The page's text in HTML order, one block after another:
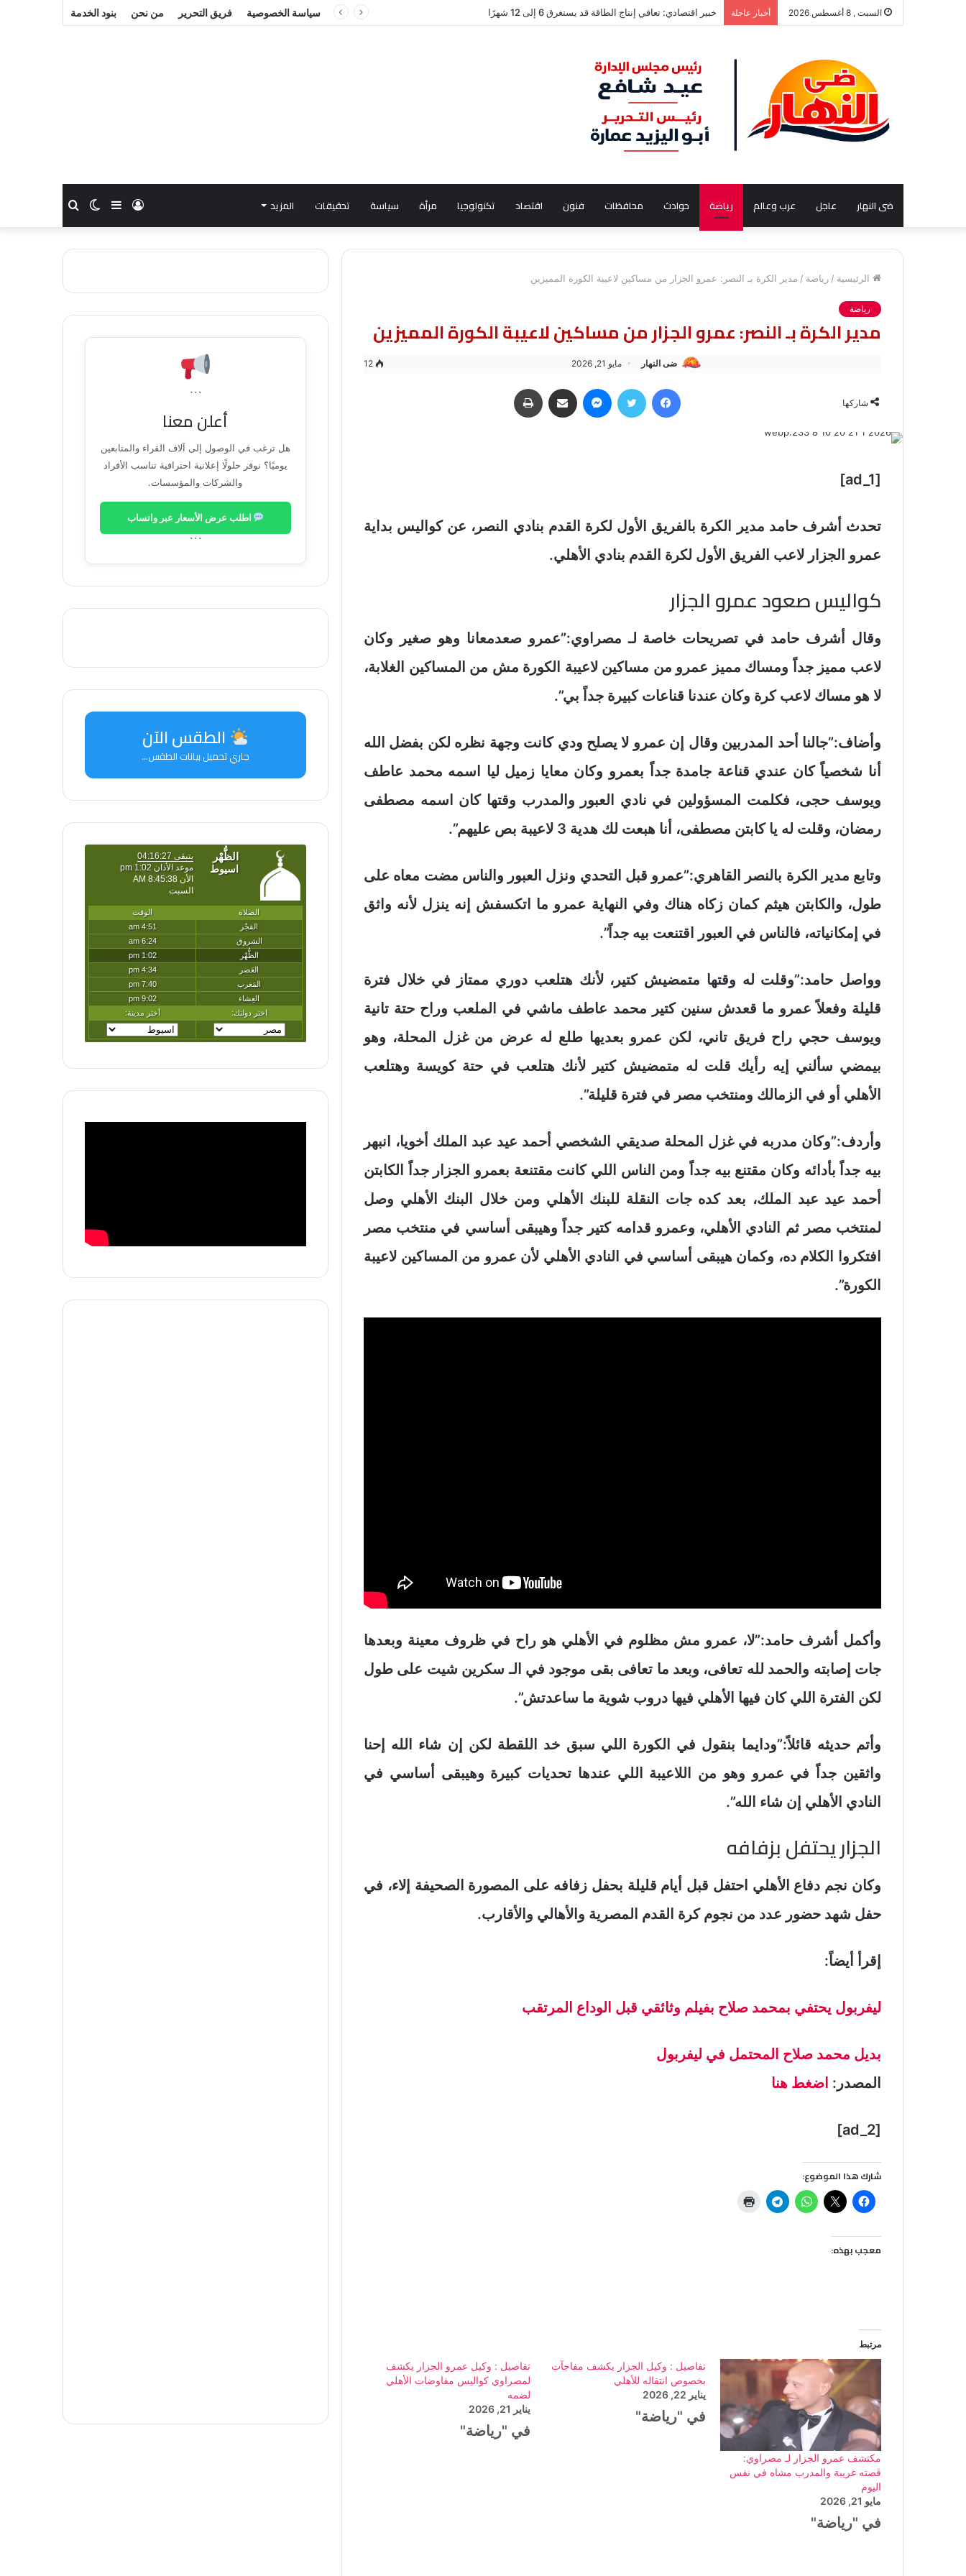
السبت , 8 أغسطس 2026 أخبار عاجلة خبير اقتصادي: تعافي إنتاج الطاقة قد يستغرق 6 إلى 12 شهرًا سياسة الخصوصية فريق التحرير من نحن بنود الخدمة
ضى النهار عاجل عرب وعالم رياضة حوادث محافظات فنون اقتصاد تكنولوجيا مرأة سياسة تحقيقات المزيد بحثالوضع
المظلم
إضافة
عمود
جانبي
تسجيل
الدخول
الرئيسية / رياضة / مدير الكرة بـ النصر: عمرو الجزار من مساكين لاعيبة الكورة المميزين
رياضة
مدير الكرة بـ النصر: عمرو الجزار من مساكين لاعيبة الكورة المميزين
ضى النهار مايو 21, 2026 12
شاركها
فيسبوك تويتر ماسنجر مشاركة عبر البريد
[ad_1]
تحدث أشرف حامد مدير الكرة بالفريق الأول لكرة القدم بنادي النصر، عن كواليس بداية
عمرو الجزار لاعب الفريق الأول لكرة القدم بنادي الأهلي.
كواليس صعود عمرو الجزار
وقال أشرف حامد في تصريحات خاصة لـ مصراوي:”عمرو صعدمعانا وهو صغير وكان
لاعب مميز جداً ومساك مميز عمرو من مساكين لاعيبة الكورة مش من المساكين الغلابة،
لا هو مساك لاعب كرة وكان عندنا قناعات كبيرة جداً بي”.
وأضاف:”جالنا أحد المدربين وقال إن عمرو لا يصلح ودي كانت وجهة نظره لكن بفضل الله
أنا شخصياً كان عندي قناعة جامدة جداً بعمرو وكان معايا زميل ليا اسمه محمد عاطف
ويوسف حجى، فكلمت المسؤولين في نادي العبور والمدرب وقتها كان اسمه مصطفى
رمضان، وقلت له يا كابتن مصطفى، أنا هبعت لك هدية 3 لاعيبة بص عليهم”.
وتابع مدير الكرة بالنصر القاهري:”عمرو قبل التحدي ونزل العبور والناس مضت معاه على
طول، والكابتن هيثم كمان زكاه هناك وفي النهاية عمرو ما اتكسفش إنه ينزل لأنه واثق
في إمكانياته، فالناس في العبور اقتنعت بيه جداً”.
وواصل حامد:”وقلت له وقتها متمضيش كتير، لأنك هتلعب دوري ممتاز في خلال فترة
قليلة وفعلاً عمرو ما قعدش سنين كتير محمد عاطف ماشي في الملعب وراح حتة تانية
ويوسف حجي راح فريق تاني، لكن عمرو بعديها طلع له عرض من غزل المحلة، وهو
بيمضي سألني إيه رأيك قلت له متمضيش كتير لأنك هتلعب في حتة كويسة وهتلعب
الأهلي أو في الزمالك ومنتخب مصر في فترة قليلة”.
وأردف:”وكان مدربه في غزل المحلة صديقي الشخصي أحمد عيد عبد الملك أخويا، انبهر
بيه جداً بأدائه وكان مقتنع بيه جداً ومن الناس اللي كانت مقتنعة بعمرو الجزار جداً الكابتن
أحمد عيد عبد الملك، بعد كده جات النقلة للبنك الأهلي ومن خلال البنك الأهلي وصل
لمنتخب مصر ثم النادي الأهلي، وعمرو قدامه كتير جداً وهيبقى أساسي في منتخب مصر
افتكروا الكلام ده، وكمان هيبقى أساسي في النادي الأهلي لأن عمرو من المساكين لاعيبة
الكورة”.
وأكمل أشرف حامد:”لا، عمرو مش مظلوم في الأهلي هو راح في ظروف معينة وبعدها
جات إصابته والحمد لله تعافى، وبعد ما تعافى بقى موجود في الـ سكرين شيت على طول
لكن الفترة اللي كان فيها الأهلي فيها دروب شوية ما ساعدتش”.
وأتم حديثه قائلاً:”ودايما بنقول في الكورة اللي سبق خد اللقطة لكن إن شاء الله إحنا
واثقين جداً في عمرو وهو من اللاعيبة اللي عندها تحديات كبيرة وهيبقى أساسي في
النادي الأهلي إن شاء الله”.
الجزار يحتفل بزفافه
وكان نجم دفاع الأهلي احتفل قبل أيام قليلة بحفل زفافه على المصورة الصحيفة إلاء، في
حفل شهد حضور عدد من نجوم كرة القدم المصرية والأهالي والأقارب.
إقرأ أيضاً:
ليفربول يحتفي بمحمد صلاح بفيلم وثائقي قبل الوداع المرتقب
بديل محمد صلاح المحتمل في ليفربول
المصدر: اضغط هنا
[ad_2]
شارك هذا الموضوع:
معجب بهذه:
مرتبط
مكتشف عمرو الجزار لـ مصراوي:
قصته غريبة والمدرب مشاه في نفس
اليوم
مايو 21, 2026
في "رياضة"
تفاصيل : وكيل الجزار يكشف مفاجآت
بخصوص انتقاله للأهلي
يناير 22, 2026
في "رياضة"
تفاصيل : وكيل عمرو الجزار يكشف
لمصراوي كواليس مفاوضات الأهلي
لضمه
يناير 21, 2026
في "رياضة"
```
أعلن معنا
هل ترغب في الوصول إلى آلاف القراء والمتابعين
يوميًا؟ نوفر حلولًا إعلانية احترافية تناسب الأفراد
والشركات والمؤسسات.
اطلب عرض الأسعار عبر واتساب
```
الطقس الآن
جاري تحميل بيانات الطقس...